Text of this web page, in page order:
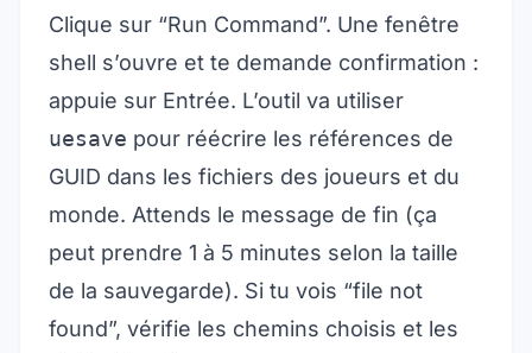
Clique sur “Run Command”. Une fenêtre
shell s’ouvre et te demande confirmation :
appuie sur Entrée. L’outil va utiliser
uesave pour réécrire les références de
GUID dans les fichiers des joueurs et du
monde. Attends le message de fin (ça
peut prendre 1 à 5 minutes selon la taille
de la sauvegarde). Si tu vois “file not
found”, vérifie les chemins choisis et les